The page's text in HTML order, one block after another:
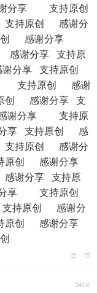
分享 支持原创
支持原创 感谢分
创 感谢分享
谢分享 支持原
享 支持原创
支持原创 感谢
创 感谢分享 支
谢分享 支持原
享 支持原创 感
持原创 感谢分
创 感谢分享
谢分享 支持原
享 支持原创
持原创 感谢分
创 感谢分享
340#